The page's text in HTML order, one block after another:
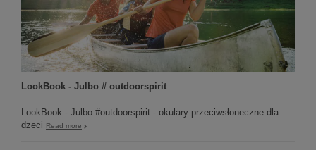
LookBook - Julbo # outdoorspirit
LookBook - Julbo #outdoorspirit - okulary przeciwsłoneczne dla
dzeci
Read more